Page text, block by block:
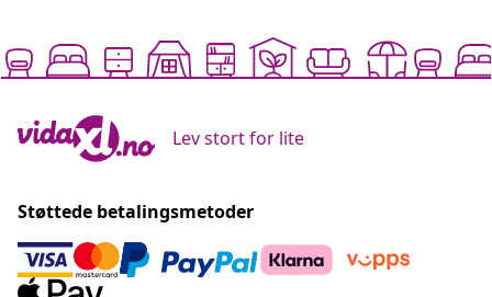
Lev stort for lite
Støttede betalingsmetoder